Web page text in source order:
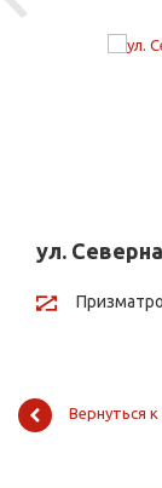
Previous
ул.
Вернуться к